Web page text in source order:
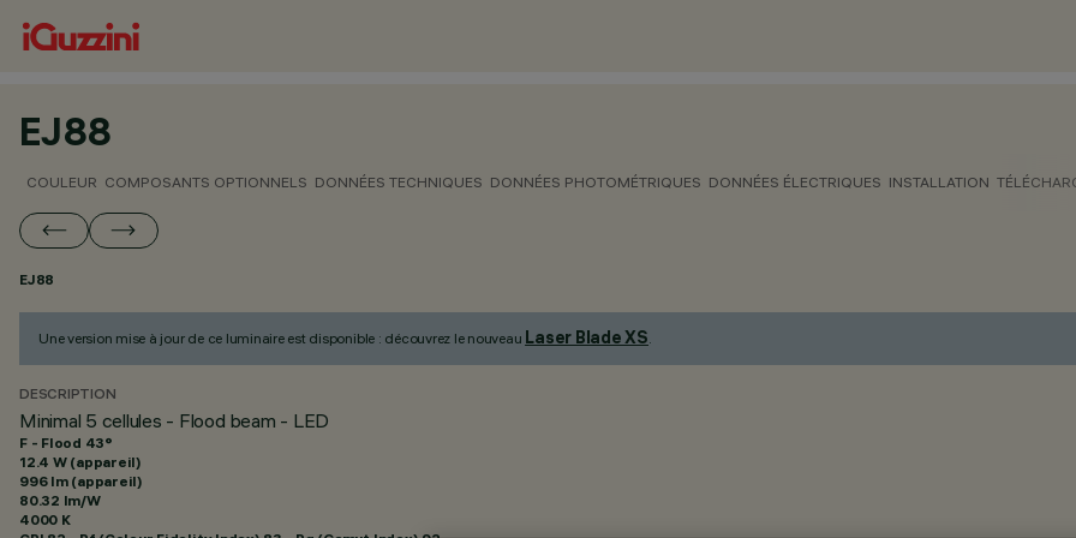
EJ88
COULEUR COMPOSANTS OPTIONNELS DONNÉES TECHNIQUES DONNÉES PHOTOMÉTRIQUES DONNÉES ÉLECTRIQUES INSTALLATION
EJ88
Une version mise à jour de ce luminaire est disponible : découvrez le nouveau Laser Blade XS.
DESCRIPTION
Minimal 5 cellules - Flood beam - LED
F - Flood 43°
12.4 W (appareil)
996 lm (appareil)
80.32 lm/W
4000 K